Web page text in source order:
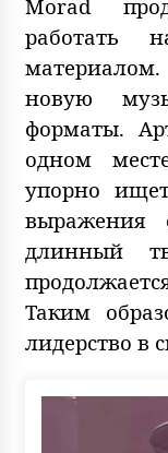
Morad
работать
новую
форматы.
одном
упорно
выражения
длинный
Таким
лидерство в